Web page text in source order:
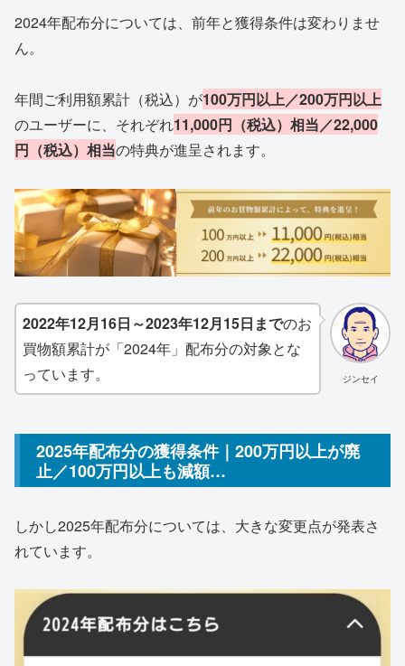
2024年配布分については、前年と獲得条件は変わりませ
ん。
年間ご利用額累計（税込）が100万円以上／200万円以上
のユーザーに、それぞれ11,000円（税込）相当／22,000
円（税込）相当の特典が進呈されます。
ジンセイ
2022年12月16日～2023年12月15日までのお
買物額累計が「2024年」配布分の対象とな
っています。
2025年配布分の獲得条件｜200万円以上が廃
止／100万円以上も減額…
しかし2025年配布分については、大きな変更点が発表さ
れています。